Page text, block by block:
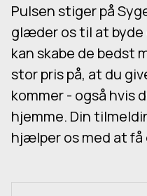
Pulsen stiger på
glæder os til at byde
kan skabe de bedst
stor pris på, at du
kommer - også hvis
hjemme. Din
hjælper os med at